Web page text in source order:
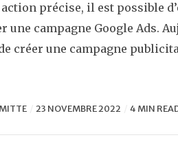
précise, il est possible
une campagne Google Ads.
créer une campagne
23 NOVEMBRE 2022 4 MIN